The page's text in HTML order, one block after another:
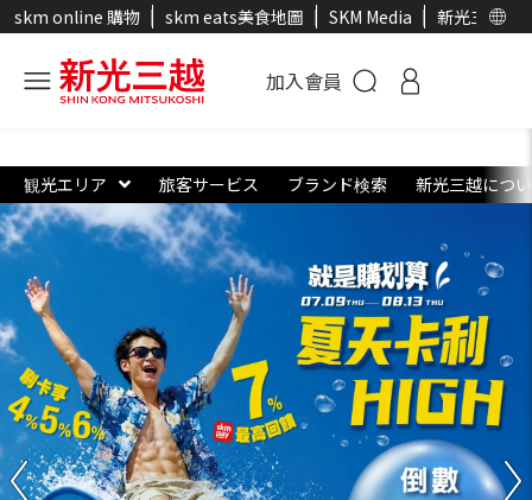
skm online 購物 skm eats美食地圖 SKM Media 新光三越官
加入會員
観光エリア 旅客サービス ブランド検索 新光三越につ